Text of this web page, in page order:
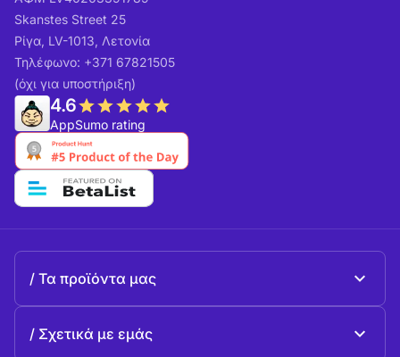
Skanstes Street 25
Ρίγα, LV-1013, Λετονία
Τηλέφωνο: +371 67821505
(όχι για υποστήριξη)
4.6
AppSumo rating
Τα προϊόντα μας
Σχετικά με εμάς